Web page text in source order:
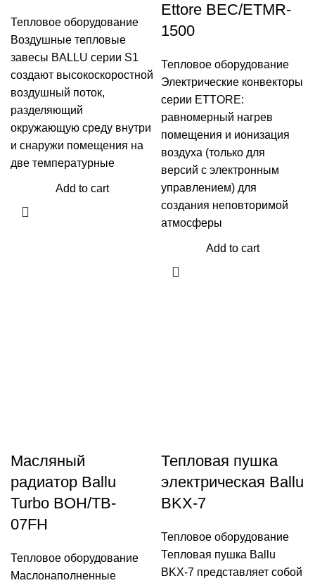
Тепловое оборудование
Воздушные тепловые
завесы BALLU серии S1
создают высокоскоростной
воздушный поток,
разделяющий
окружающую среду внутри
и снаружи помещения на
две температурные
Add to cart
Ettore BEC/ETMR-
1500
Тепловое оборудование
Электрические конвекторы
серии ETTORE:
равномерный нагрев
помещения и ионизация
воздуха (только для
версий с электронным
управлением) для
создания неповторимой
атмосферы
Add to cart
Масляный
радиатор Ballu
Turbo BOH/TB-
07FH
Тепловое оборудование
Маслонаполненные
Тепловая пушка
электрическая Ballu
BKX-7
Тепловое оборудование
Тепловая пушка Ballu
BKX-7 представляет собой